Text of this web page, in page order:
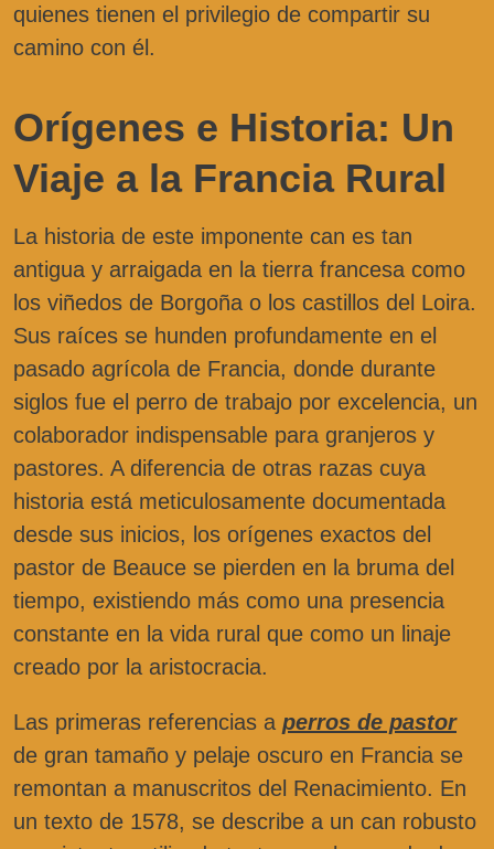
quienes tienen el privilegio de compartir su
camino con él.
Orígenes e Historia: Un
Viaje a la Francia Rural
La historia de este imponente can es tan
antigua y arraigada en la tierra francesa como
los viñedos de Borgoña o los castillos del Loira.
Sus raíces se hunden profundamente en el
pasado agrícola de Francia, donde durante
siglos fue el perro de trabajo por excelencia, un
colaborador indispensable para granjeros y
pastores. A diferencia de otras razas cuya
historia está meticulosamente documentada
desde sus inicios, los orígenes exactos del
pastor de Beauce se pierden en la bruma del
tiempo, existiendo más como una presencia
constante en la vida rural que como un linaje
creado por la aristocracia.
Las primeras referencias a perros de pastor
de gran tamaño y pelaje oscuro en Francia se
remontan a manuscritos del Renacimiento. En
un texto de 1578, se describe a un can robusto